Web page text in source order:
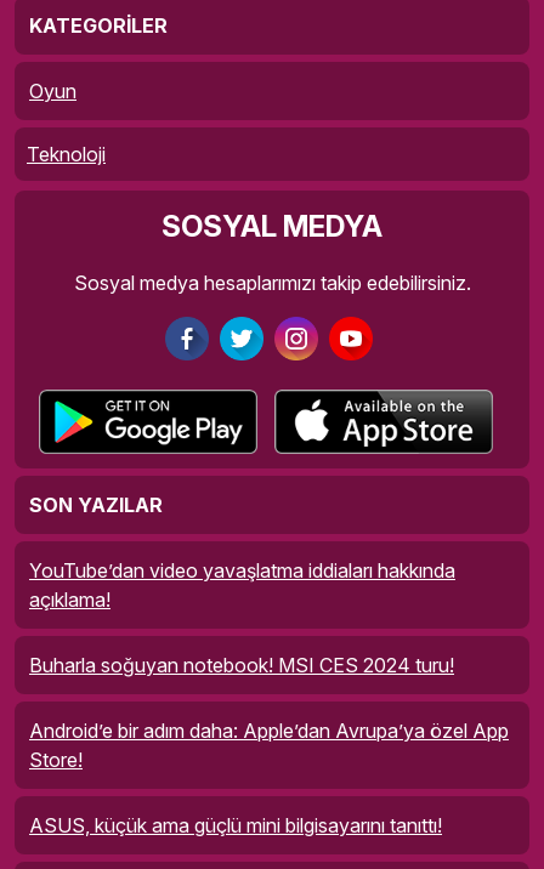
KATEGORILER
Oyun
Teknoloji
SOSYAL MEDYA
Sosyal medya hesaplarımızı takip edebilirsiniz.
SON YAZILAR
YouTube’dan video yavaşlatma iddiaları hakkında
açıklama!
Buharla soğuyan notebook! MSI CES 2024 turu!
Android’e bir adım daha: Apple’dan Avrupa’ya özel App
Store!
ASUS, küçük ama güçlü mini bilgisayarını tanıttı!